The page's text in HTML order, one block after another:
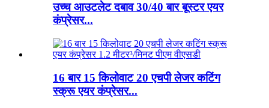
उच्च आउटलेट दबाव 30/40 बार बूस्टर एयर
कंप्रेसर...
16 बार 15 किलोवाट 20 एचपी लेजर कटिंग
स्क्रू एयर कंप्रेसर...